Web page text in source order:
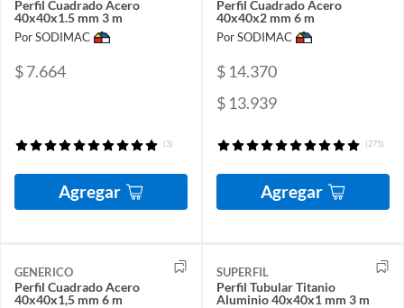
Perfil Cuadrado Acero
40x40x1.5 mm 3 m
Por SODIMAC
$ 7.664
(3)
Agregar
Perfil Cuadrado Acero
40x40x2 mm 6 m
Por SODIMAC
$ 14.370
$ 13.939
(275)
Agregar
GENERICO
Perfil Cuadrado Acero
40x40x1,5 mm 6 m
SUPERFIL
Perfil Tubular Titanio
Aluminio 40x40x1 mm 3 m